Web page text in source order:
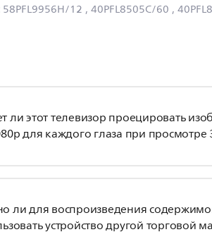
58PFL9956H/12 , 40PFL8505C/60 ,
ли этот телевизор проецировать
для каждого глаза при просмотре
ли для воспроизведения
устройство другой торговой